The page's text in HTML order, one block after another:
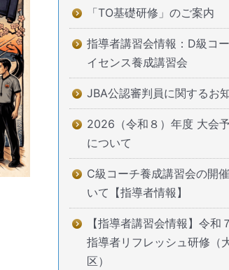
「TO基礎研修」のご案内
指導者講習会情報：D級コ
イセンス養成講習会
JBA公認審判員に関するお
2026（令和８）年度 大会
について
C級コーチ養成講習会の開
いて【指導者情報】
【指導者講習会情報】令和
指導者リフレッシュ研修（
区）